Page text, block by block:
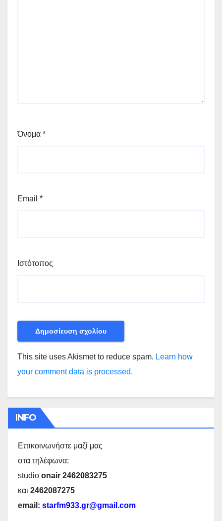
Όνομα *
Email *
Ιστότοπος
This site uses Akismet to reduce spam. Learn how
your comment data is processed.
INFO
Επικοινωνήστε μαζί μας
στα τηλέφωνα:
studio onair 2462083275
και 2462087275
email: starfm933.gr@gmail.com